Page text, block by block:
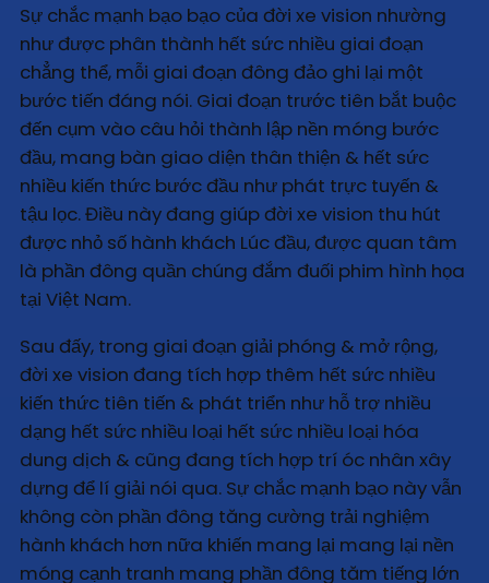
Sự chắc mạnh bạo bạo của đời xe vision nhường
như được phân thành hết sức nhiều giai đoạn
chẳng thể, mỗi giai đoạn đông đảo ghi lại một
bước tiến đáng nói. Giai đoạn trước tiên bắt buộc
đến cụm vào câu hỏi thành lập nền móng bước
đầu, mang bàn giao diện thân thiện & hết sức
nhiều kiến thức bước đầu như phát trực tuyến &
tậu lọc. Điều này đang giúp đời xe vision thu hút
được nhỏ số hành khách Lúc đầu, được quan tâm
là phần đông quần chúng đắm đuối phim hình họa
tại Việt Nam.
Sau đấy, trong giai đoạn giải phóng & mở rộng,
đời xe vision đang tích hợp thêm hết sức nhiều
kiến thức tiên tiến & phát triển như hỗ trợ nhiều
dạng hết sức nhiều loại hết sức nhiều loại hóa
dung dịch & cũng đang tích hợp trí óc nhân xây
dựng để lí giải nói qua. Sự chắc mạnh bạo này vẫn
không còn phần đông tăng cường trải nghiệm
hành khách hơn nữa khiến mang lại mang lại nền
móng cạnh tranh mang phần đông tăm tiếng lớn